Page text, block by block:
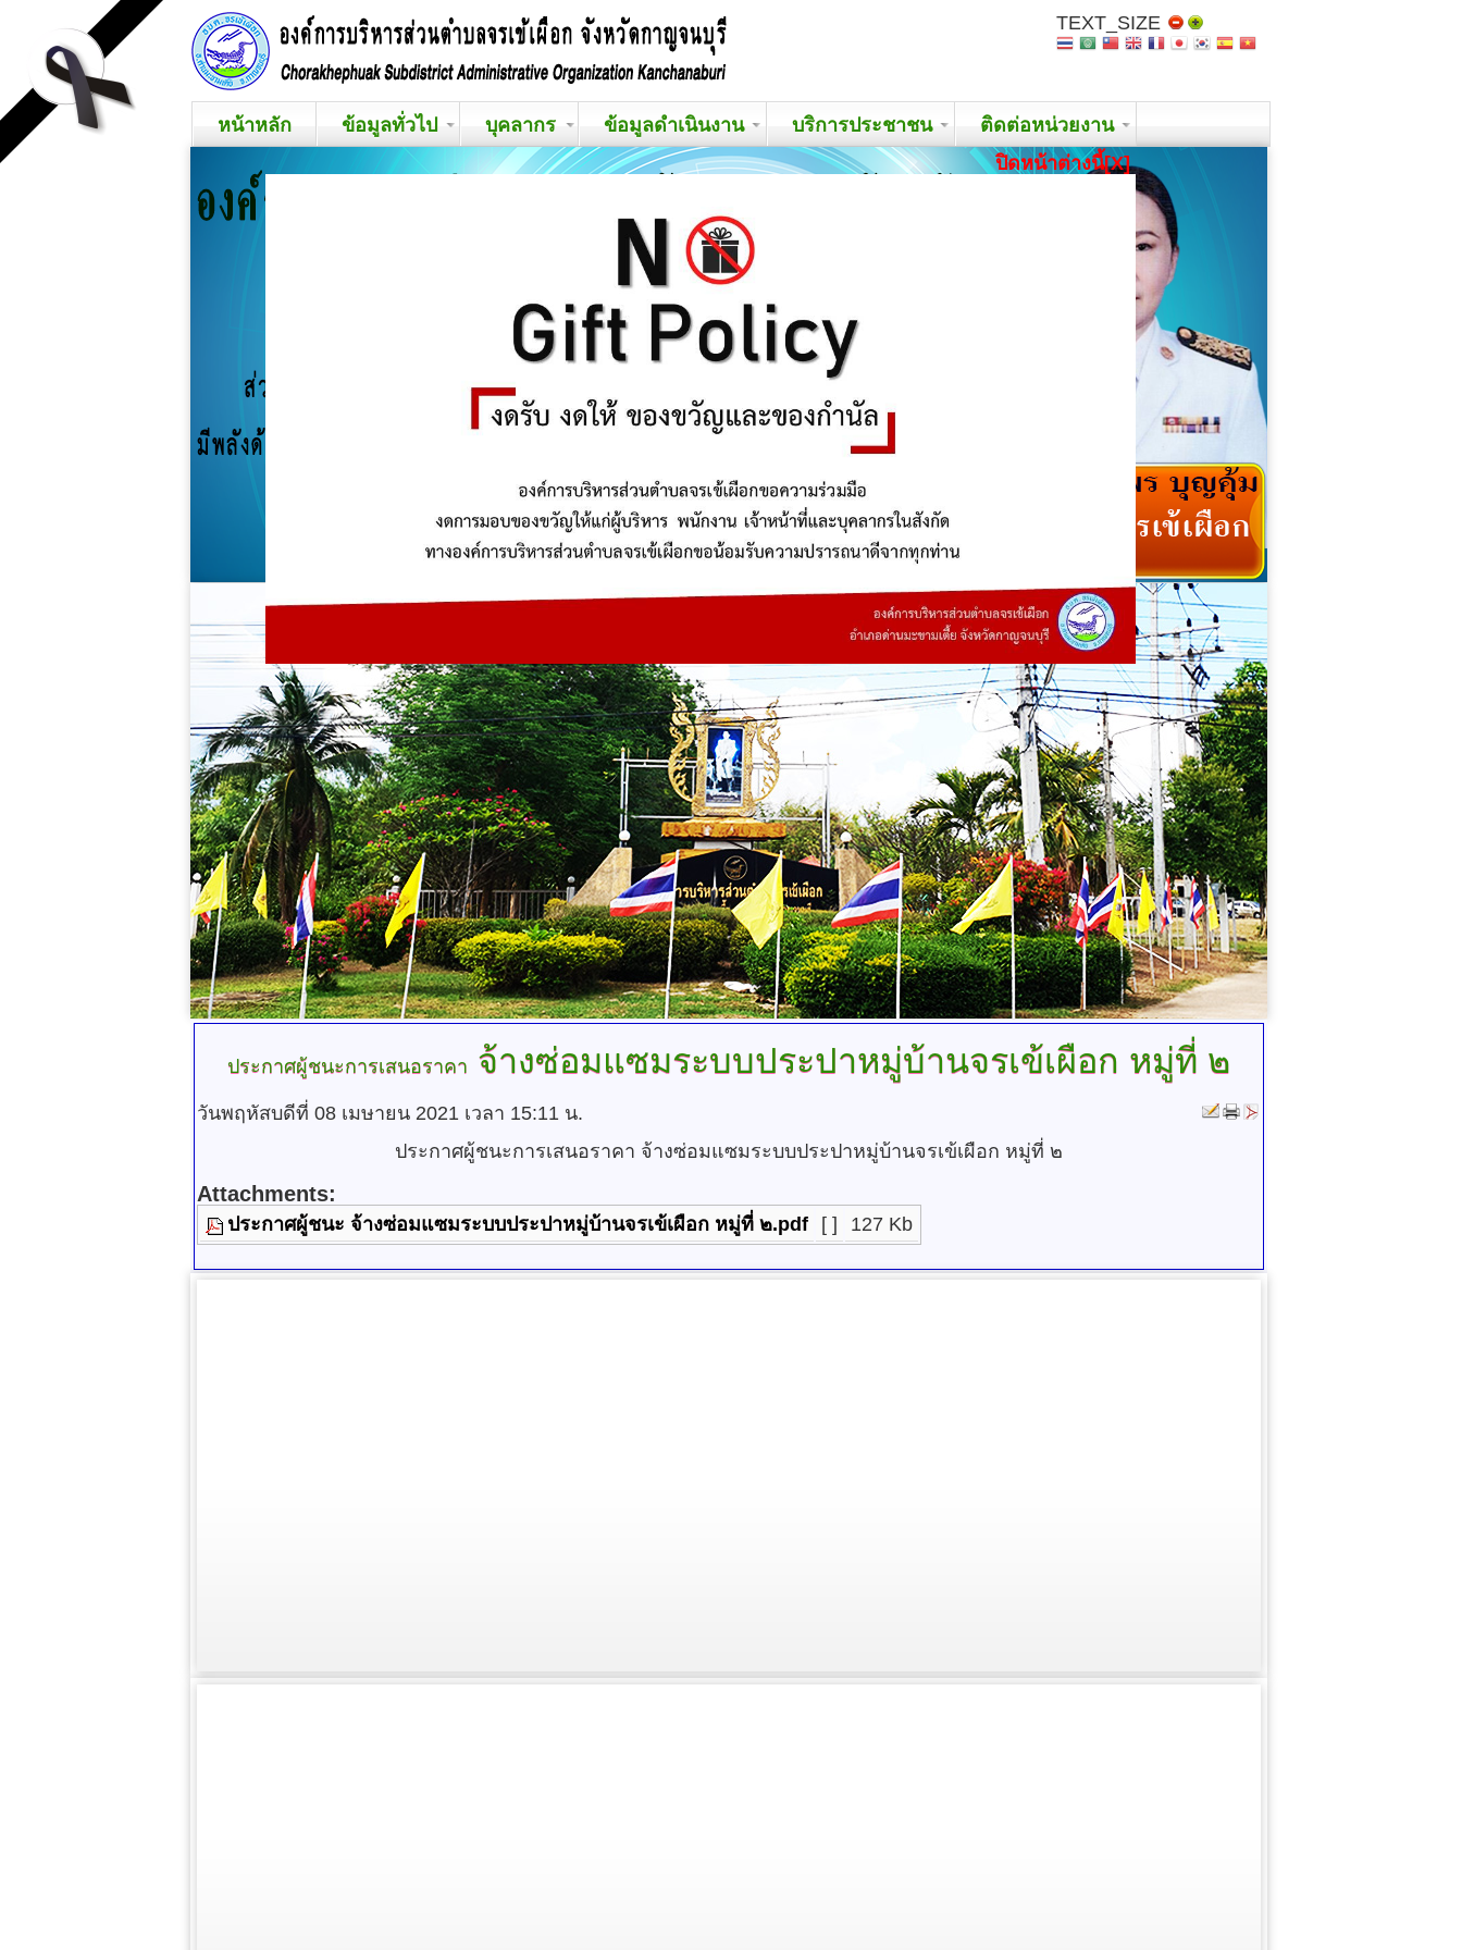
TEXT_SIZE
หน้าหลัก ข้อมูลทั่วไป บุคลากร ข้อมูลดำเนินงาน บริการประชาชน ติดต่อหน่วยงาน
ประกาศผู้ชนะการเสนอราคา จ้างซ่อมแซมระบบประปาหมู่บ้านจรเข้เผือก หมู่ที่ ๒
วันพฤหัสบดีที่ 08 เมษายน 2021 เวลา 15:11 น.
ประกาศผู้ชนะการเสนอราคา จ้างซ่อมแซมระบบประปาหมู่บ้านจรเข้เผือก หมู่ที่ ๒
Attachments:
ประกาศผู้ชนะ จ้างซ่อมแซมระบบประปาหมู่บ้านจรเข้เผือก หมู่ที่ ๒.pdf [ ] 127 Kb
ปิดหน้าต่างนี้[X]